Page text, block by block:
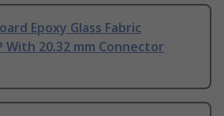
Epoxy Glass Fabric
With 20.32 mm Connector